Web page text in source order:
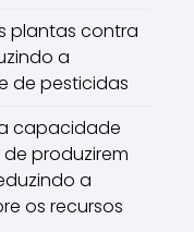
plantas contra
a
de pesticidas
capacidade
produzirem
a
os recursos